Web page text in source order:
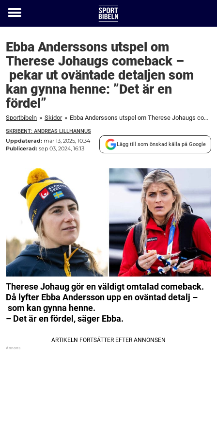
Toggle
Ebba Anderssons utspel om
Therese Johaugs comeback –
pekar ut oväntade detaljen som
kan gynna henne: ”Det är en
fördel”
Sportbibeln » Skidor » Ebba Anderssons utspel om Therese Johaugs comeback – pekar ut oväntade detaljen som kan gynna henne: ”Det är en fördel”
SKRIBENT: ANDREAS LILLHANNUS
Uppdaterad: mar 13, 2025, 10:34
Publicerad: sep 03, 2024, 16:13
Lägg till som önskad källa på Google
Therese Johaug gör en väldigt omtalad comeback.
Då lyfter Ebba Andersson upp en oväntad detalj –
som kan gynna henne.
– Det är en fördel, säger Ebba.